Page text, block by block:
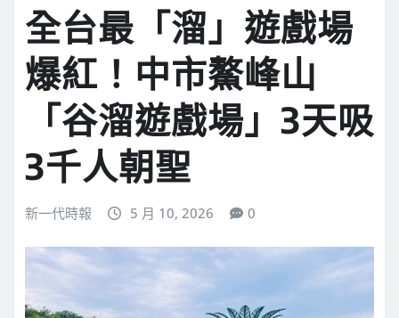
全台最「溜」遊戲場
爆紅！中市鰲峰山
「谷溜遊戲場」3天吸
3千人朝聖
新一代時報 5 月 10, 2026 0